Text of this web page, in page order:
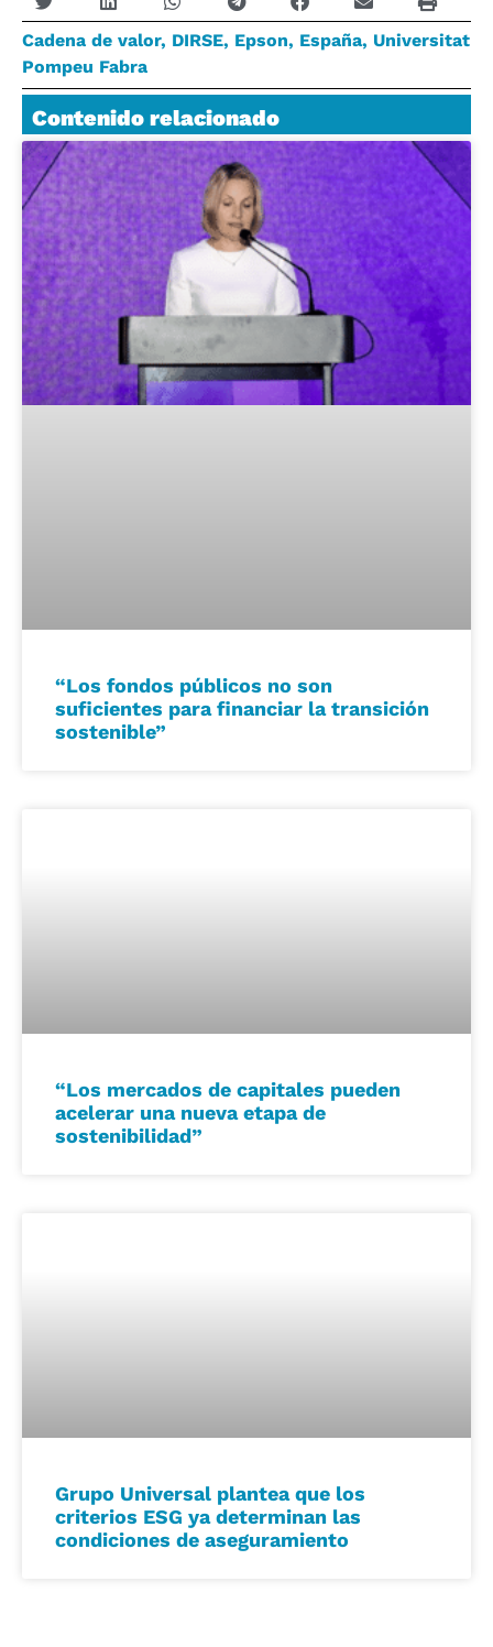
Cadena de valor, DIRSE, Epson, España, Universitat
Pompeu Fabra
Contenido relacionado
“Los fondos públicos no son
suficientes para financiar la transición
sostenible”
“Los mercados de capitales pueden
acelerar una nueva etapa de
sostenibilidad”
Grupo Universal plantea que los
criterios ESG ya determinan las
condiciones de aseguramiento